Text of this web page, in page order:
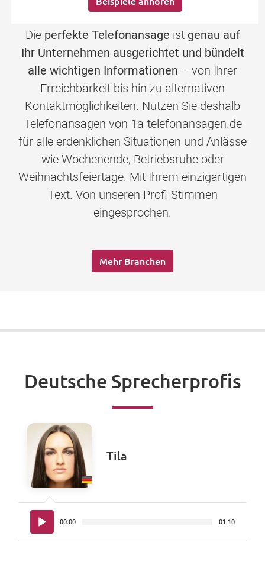
Die perfekte Telefonansage ist genau auf
Ihr Unternehmen ausgerichtet und bündelt
alle wichtigen Informationen – von Ihrer
Erreichbarkeit bis hin zu alternativen
Kontaktmöglichkeiten. Nutzen Sie deshalb
Telefonansagen von 1a-telefonansagen.de
für alle erdenklichen Situationen und Anlässe
wie Wochenende, Betriebsruhe oder
Weihnachtsfeiertage. Mit Ihrem einzigartigen
Text. Von unseren Profi-Stimmen
eingesprochen.
Mehr Branchen
Deutsche Sprecherprofis
Tila
Audio-
Player
00:00 01:10